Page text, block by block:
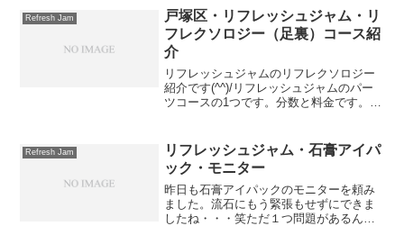
リフレッシュジャムに来てくれたそうで
す(^^)/ボデ...
Refresh Jam
戸塚区・リフレッシュジャム・リ
フレクソロジー（足裏）コース紹
介
リフレッシュジャムのリフレクソロジー
紹介です(^^)/リフレッシュジャムのパー
ツコースの1つです。分数と料金です。
だ、知らない・やったことがないという
方が多...
Refresh Jam
リフレッシュジャム・石膏アイパ
ック・モニター
昨日も石膏アイパックのモニターを頼み
ました。流石にもう緊張もせずにできま
したね・・・笑ただ１つ問題があるんで